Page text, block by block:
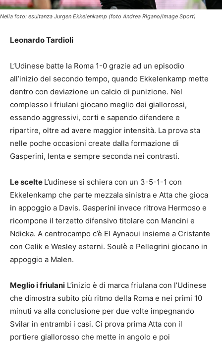
Nella foto: esultanza Jurgen Ekkelenkamp (foto Andrea Rigano/Image Sport)
Leonardo Tardioli
L’Udinese batte la Roma 1-0 grazie ad un episodio
all’inizio del secondo tempo, quando Ekkelenkamp mette
dentro con deviazione un calcio di punizione. Nel
complesso i friulani giocano meglio dei giallorossi,
essendo aggressivi, corti e sapendo difendere e
ripartire, oltre ad avere maggior intensità. La prova sta
nelle poche occasioni create dalla formazione di
Gasperini, lenta e sempre seconda nei contrasti.
Le scelte L’udinese si schiera con un 3-5-1-1 con
Ekkelenkamp che parte mezzala sinistra e Atta che gioca
in appoggio a Davis. Gasperini invece ritrova Hermoso e
ricompone il terzetto difensivo titolare con Mancini e
Ndicka. A centrocampo c’è El Aynaoui insieme a Cristante
con Celik e Wesley esterni. Soulè e Pellegrini giocano in
appoggio a Malen.
Meglio i friulani L’inizio è di marca friulana con l’Udinese
che dimostra subito più ritmo della Roma e nei primi 10
minuti va alla conclusione per due volte impegnando
Svilar in entrambi i casi. Ci prova prima Atta con il
portiere giallorosso che mette in angolo e poi